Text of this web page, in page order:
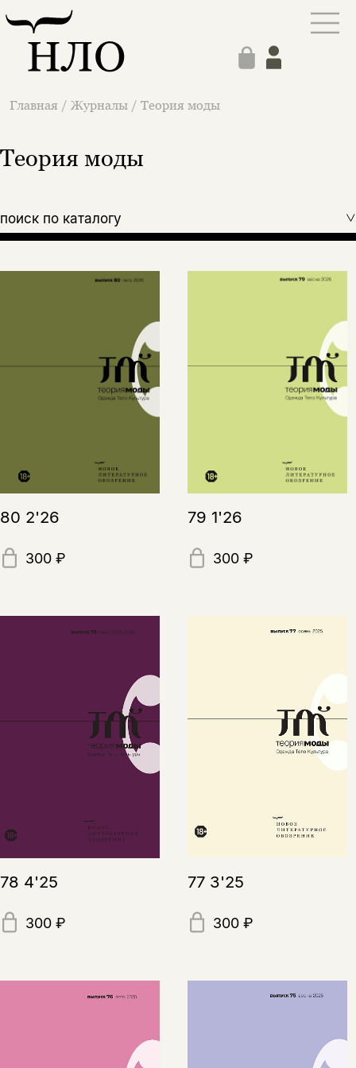
Главная / Журналы / Теория моды
поиск по каталогу
Теория моды
80 2'26
300 ₽
79 1'26
300 ₽
78 4'25
300 ₽
77 3'25
300 ₽